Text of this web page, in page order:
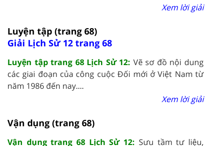
Xem lời giải
Luyện tập (trang 68)
Giải Lịch Sử 12 trang 68
Luyện tập trang 68 Lịch Sử 12: Vẽ sơ đồ nội dung
các giai đoạn của công cuộc Đối mới ở Việt Nam từ
năm 1986 đến nay....
Xem lời giải
Vận dụng (trang 68)
Vận dụng trang 68 Lịch Sử 12: Sưu tầm tư liệu,